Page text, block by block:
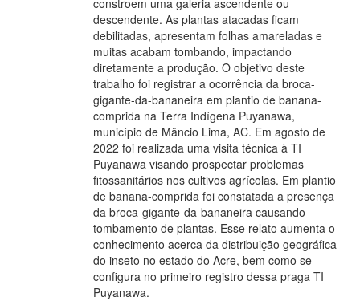
descendente. As plantas atacadas ficam
debilitadas, apresentam folhas amareladas e
muitas acabam tombando, impactando
diretamente a produção. O objetivo deste
trabalho foi registrar a ocorrência da broca-
gigante-da-bananeira em plantio de banana-
comprida na Terra Indígena Puyanawa,
município de Mâncio Lima, AC. Em agosto de
2022 foi realizada uma visita técnica à TI
Puyanawa visando prospectar problemas
fitossanitários nos cultivos agrícolas. Em plantio
de banana-comprida foi constatada a presença
da broca-gigante-da-bananeira causando
tombamento de plantas. Esse relato aumenta o
conhecimento acerca da distribuição geográfica
do inseto no estado do Acre, bem como se
configura no primeiro registro dessa praga TI
Puyanawa.